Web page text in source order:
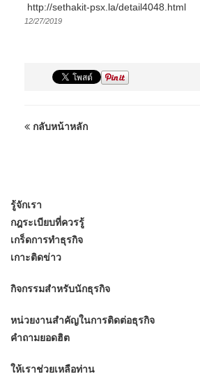
http://sethakit-psx.la/detail4048.html
12/27/2019
กลับหน้าหลัก
รู้จักเรา
กฎระเบียบที่ควรรู้
เกร็ดการทำธุรกิจ
เกาะติดข่าว
กิจกรรมสำหรับนักธุรกิจ
หน่วยงานสำคัญในการติดต่อธุรกิจ
คำถามยอดฮิต
ให้เราช่วยเหลือท่าน